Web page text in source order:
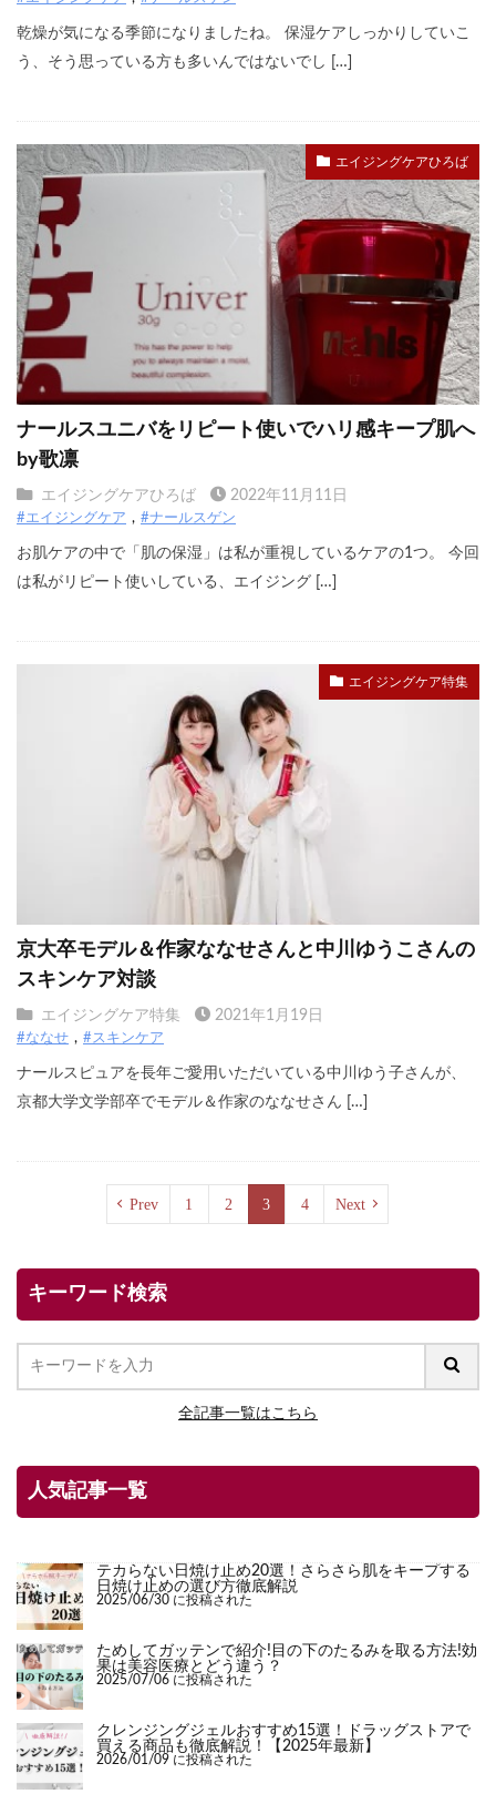
乾燥が気になる季節になりましたね。 保湿ケアしっかりしていこ
う、そう思っている方も多いんではないでし […]
エイジングケアひろば
ナールスユニバをリピート使いでハリ感キープ肌へ
by歌凛
エイジングケアひろば 2022年11月11日
#エイジングケア #ナールスゲン
お肌ケアの中で「肌の保湿」は私が重視しているケアの1つ。 今回
は私がリピート使いしている、エイジング […]
エイジングケア特集
京大卒モデル＆作家ななせさんと中川ゆうこさんの
スキンケア対談
エイジングケア特集 2021年1月19日
#ななせ #スキンケア
ナールスピュアを長年ご愛用いただいている中川ゆう子さんが、
京都大学文学部卒でモデル＆作家のななせさん […]
Prev 1 2 3 4 Next
キーワード検索
全記事一覧はこちら
人気記事一覧
テカらない日焼け止め20選！さらさら肌をキープする
日焼け止めの選び方徹底解説
2025/06/30 に投稿された
ためしてガッテンで紹介!目の下のたるみを取る方法!効
果は美容医療とどう違う？
2025/07/06 に投稿された
クレンジングジェルおすすめ15選！ドラッグストアで
買える商品も徹底解説！【2025年最新】
2026/01/09 に投稿された